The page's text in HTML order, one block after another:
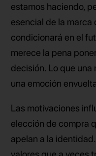
estamos haciendo,
esencial de la
condicionará en el
merece la pena
decisión. Lo que una
una emoción
Las motivaciones
elección de compra
apelan a la